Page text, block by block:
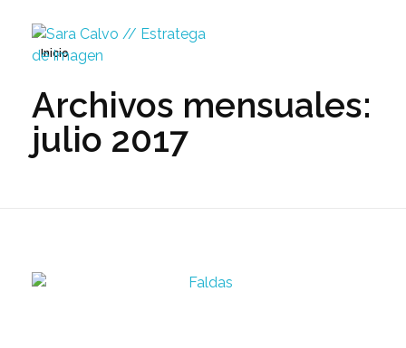
Sara Calvo // Estratega de Imagen
Inicio
Archivos mensuales:
julio 2017